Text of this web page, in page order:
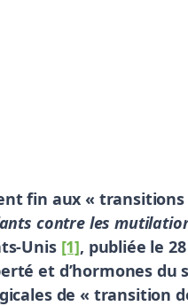
fin aux «
contre les
Unis [1], publiée le
et d’hormones du
de « transition